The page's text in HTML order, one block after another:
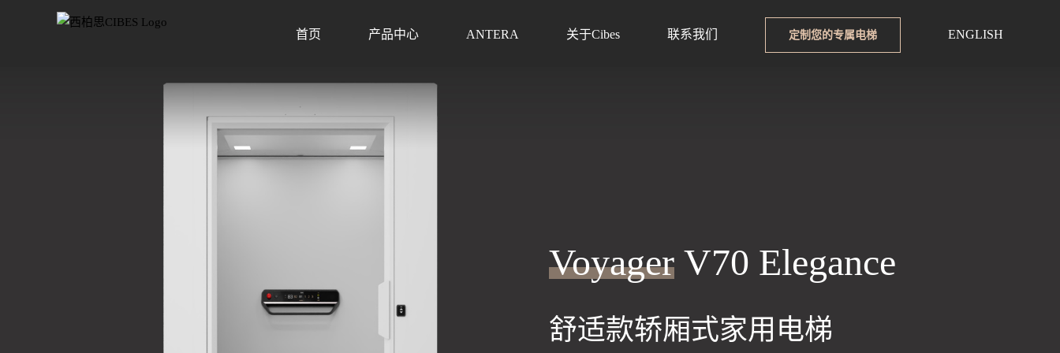
首页 产品中心 ANTERA 关于Cibes 联系我们 定制您的专属电梯 ENGLISH
Voyager V70 Elegance
舒适款轿厢式家用电梯